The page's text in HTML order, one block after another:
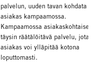
palvelun, uuden tavan kohdata
asiakas kampaamossa.
Kampaamossa asiakaskohtaisesti
täysin räätälöitävä palvelu, jota
asiakas voi ylläpitää kotona
loputtomasti.